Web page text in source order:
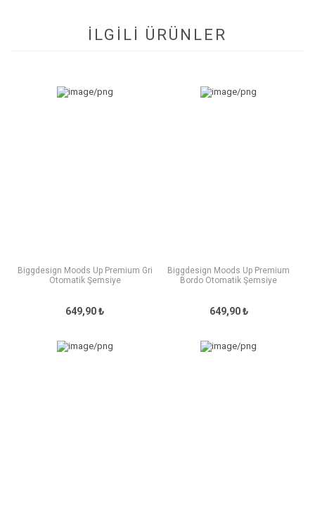
İLGİLİ ÜRÜNLER
Biggdesign Moods Up Premium Gri
Otomatik Şemsiye
649,90 ₺
Biggdesign Moods Up Premium
Bordo Otomatik Şemsiye
649,90 ₺